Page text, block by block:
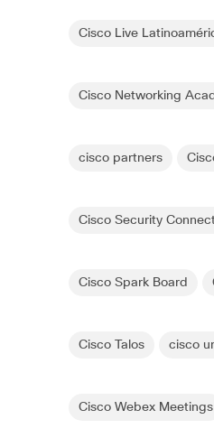
Cisco Live
Cisco Networking
cisco partners
Cisco Security
Cisco Spark Board
Cisco Talos cisco
Cisco Webex Meetings